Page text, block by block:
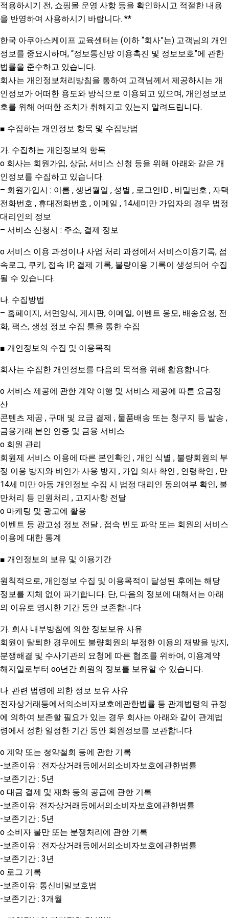
적용하시기 전, 쇼핑몰 운영 사항 등을 확인하시고 적절한 내용
을 반영하여 사용하시기 바랍니다. **
한국 아쿠아스케이프 교육센터는 (이하 “회사”는) 고객님의 개인
정보를 중요시하며, “정보통신망 이용촉진 및 정보보호”에 관한
법률을 준수하고 있습니다.
회사는 개인정보처리방침을 통하여 고객님께서 제공하시는 개
인정보가 어떠한 용도와 방식으로 이용되고 있으며, 개인정보보
호를 위해 어떠한 조치가 취해지고 있는지 알려드립니다.
■ 수집하는 개인정보 항목 및 수집방법
가. 수집하는 개인정보의 항목
o 회사는 회원가입, 상담, 서비스 신청 등을 위해 아래와 같은 개
인정보를 수집하고 있습니다.
– 회원가입시 : 이름 , 생년월일 , 성별 , 로그인ID , 비밀번호 , 자택
전화번호 , 휴대전화번호 , 이메일 , 14세미만 가입자의 경우 법정
대리인의 정보
– 서비스 신청시 : 주소, 결제 정보
o 서비스 이용 과정이나 사업 처리 과정에서 서비스이용기록, 접
속로그, 쿠키, 접속 IP, 결제 기록, 불량이용 기록이 생성되어 수집
될 수 있습니다.
나. 수집방법
– 홈페이지, 서면양식, 게시판, 이메일, 이벤트 응모, 배송요청, 전
화, 팩스, 생성 정보 수집 툴을 통한 수집
■ 개인정보의 수집 및 이용목적
회사는 수집한 개인정보를 다음의 목적을 위해 활용합니다.
o 서비스 제공에 관한 계약 이행 및 서비스 제공에 따른 요금정
산
콘텐츠 제공 , 구매 및 요금 결제 , 물품배송 또는 청구지 등 발송 ,
금융거래 본인 인증 및 금융 서비스
o 회원 관리
회원제 서비스 이용에 따른 본인확인 , 개인 식별 , 불량회원의 부
정 이용 방지와 비인가 사용 방지 , 가입 의사 확인 , 연령확인 , 만
14세 미만 아동 개인정보 수집 시 법정 대리인 동의여부 확인, 불
만처리 등 민원처리 , 고지사항 전달
o 마케팅 및 광고에 활용
이벤트 등 광고성 정보 전달 , 접속 빈도 파악 또는 회원의 서비스
이용에 대한 통계
■ 개인정보의 보유 및 이용기간
원칙적으로, 개인정보 수집 및 이용목적이 달성된 후에는 해당
정보를 지체 없이 파기합니다. 단, 다음의 정보에 대해서는 아래
의 이유로 명시한 기간 동안 보존합니다.
가. 회사 내부방침에 의한 정보보유 사유
회원이 탈퇴한 경우에도 불량회원의 부정한 이용의 재발을 방지,
분쟁해결 및 수사기관의 요청에 따른 협조를 위하여, 이용계약
해지일로부터 oo년간 회원의 정보를 보유할 수 있습니다.
나. 관련 법령에 의한 정보 보유 사유
전자상거래등에서의소비자보호에관한법률 등 관계법령의 규정
에 의하여 보존할 필요가 있는 경우 회사는 아래와 같이 관계법
령에서 정한 일정한 기간 동안 회원정보를 보관합니다.
o 계약 또는 청약철회 등에 관한 기록
-보존이유 : 전자상거래등에서의소비자보호에관한법률
-보존기간 : 5년
o 대금 결제 및 재화 등의 공급에 관한 기록
-보존이유: 전자상거래등에서의소비자보호에관한법률
-보존기간 : 5년
o 소비자 불만 또는 분쟁처리에 관한 기록
-보존이유 : 전자상거래등에서의소비자보호에관한법률
-보존기간 : 3년
o 로그 기록
-보존이유: 통신비밀보호법
-보존기간 : 3개월